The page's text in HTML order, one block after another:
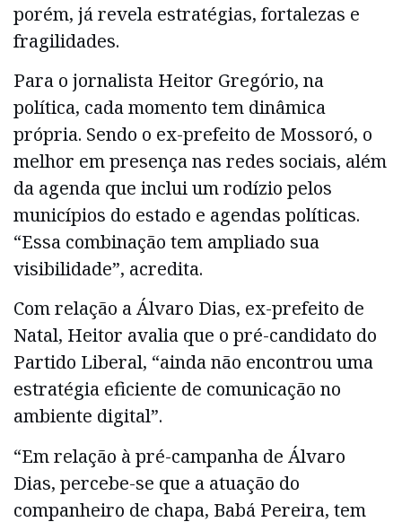
porém, já revela estratégias, fortalezas e
fragilidades.
Para o jornalista Heitor Gregório, na
política, cada momento tem dinâmica
própria. Sendo o ex-prefeito de Mossoró, o
melhor em presença nas redes sociais, além
da agenda que inclui um rodízio pelos
municípios do estado e agendas políticas.
“Essa combinação tem ampliado sua
visibilidade”, acredita.
Com relação a Álvaro Dias, ex-prefeito de
Natal, Heitor avalia que o pré-candidato do
Partido Liberal, “ainda não encontrou uma
estratégia eficiente de comunicação no
ambiente digital”.
“Em relação à pré-campanha de Álvaro
Dias, percebe-se que a atuação do
companheiro de chapa, Babá Pereira, tem